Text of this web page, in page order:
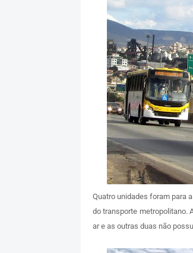
Quatro unidades foram para
do transporte metropolitano.
ar e as outras duas não